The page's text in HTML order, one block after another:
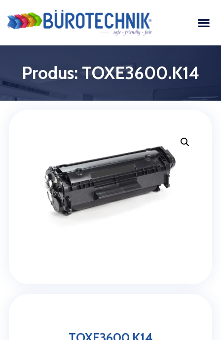
Produs: TOXE3600.K14